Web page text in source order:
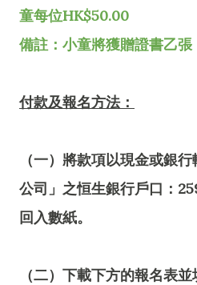
童每位HK$50.00
備註：小童將獲贈證書乙張
付款及報名方法：
（一）將款項以現金或銀
公司」之恒生銀行戶口：
回入數紙。
（二）下載下方的報名表